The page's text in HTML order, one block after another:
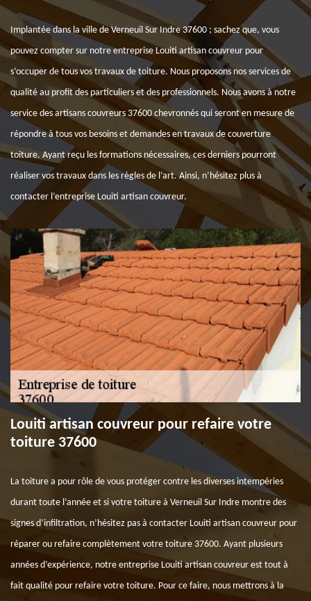
Implantée dans la ville de Verneuil Sur Indre 37600 ; sachez que, vous
pouvez compter sur notre entreprise Louiti artisan couvreur pour
s’occuper de tous vos travaux de toiture. Nous proposons nos services de
qualité au profit des particuliers et des professionnels. Nous avons à notre
service des artisans couvreurs 37600 chevronnés qui seront en mesure de
répondre à tous vos besoins et demandes en travaux de couverture
toiture. Ayant reçu les formations nécessaires, ces derniers pourront
réaliser vos travaux dans les règles de l’art. Ainsi, n’hésitez plus à
contacter l’entreprise Louiti artisan couvreur.
Louiti artisan couvreur pour refaire votre
toiture 37600
La toiture a pour rôle de vous protéger contre les diverses intempéries
durant toute l’année et si votre toiture à Verneuil Sur Indre montre des
signes d’infiltration, n’hésitez pas à contacter Louiti artisan couvreur pour
réparer ou refaire complètement votre toiture 37600. Ayant plusieurs
années d’expérience, notre entreprise Louiti artisan couvreur est tout à
fait qualité pour refaire votre toiture. Pour ce faire, nous mettrons à la